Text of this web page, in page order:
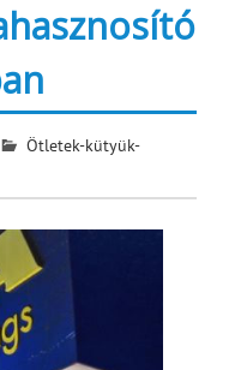
Ötletek-kütyük-